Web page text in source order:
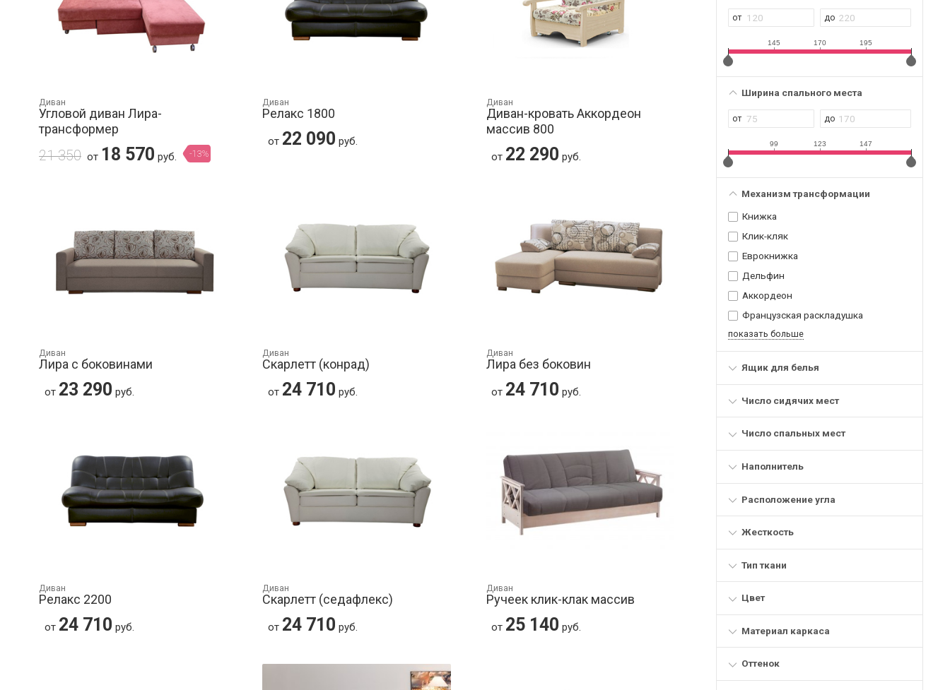
145 170 195
Ширина спального места
99 123 147
Механизм трансформации
Книжка
Клик-кляк
Еврокнижка
Дельфин
Аккордеон
Французская раскладушка
показать больше
Ящик для белья
Число сидячих мест
Число спальных мест
Наполнитель
Расположение угла
Жесткость
Тип ткани
Цвет
Материал каркаса
Оттенок
Диван
Угловой диван Лира-
трансформер
21 350 от 18 570 руб. -13%
Диван
Релакс 1800
от 22 090 руб.
Диван
Диван-кровать Аккордеон
массив 800
от 22 290 руб.
Диван
Лира с боковинами
от 23 290 руб.
Диван
Скарлетт (конрад)
от 24 710 руб.
Диван
Лира без боковин
от 24 710 руб.
Диван
Релакс 2200
от 24 710 руб.
Диван
Скарлетт (седафлекс)
от 24 710 руб.
Диван
Ручеек клик-клак массив
от 25 140 руб.